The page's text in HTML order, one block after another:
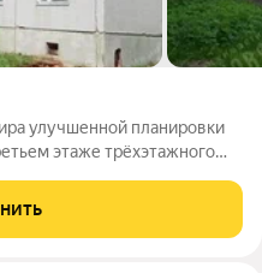
улучшенной планировки
этаже трёхэтажного
Особенности квартиры: